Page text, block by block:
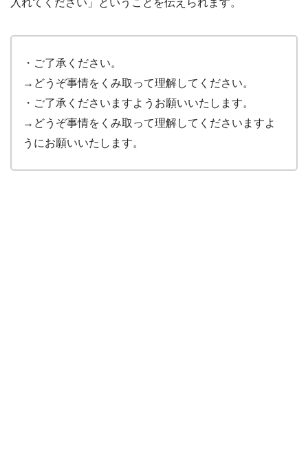
入れてください」ということを伝えられます。
・ご了承ください。
→どうぞ事情をくみ取って理解してください。
・ご了承くださいますようお願いいたします。
→どうぞ事情をくみ取って理解してくださいますよ
うにお願いいたします。